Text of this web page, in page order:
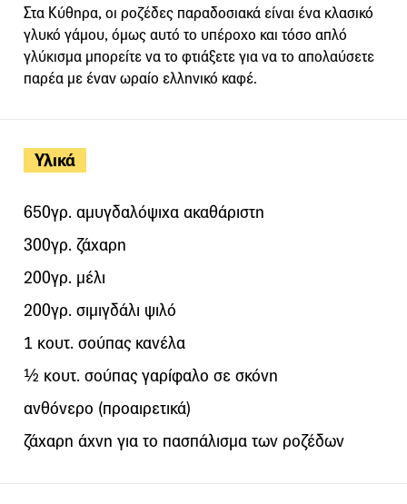
Υλικά
650γρ. αμυγδαλόψιχα ακαθάριστη
300γρ. ζάχαρη
200γρ. μέλι
200γρ. σιμιγδάλι ψιλό
1 κουτ. σούπας κανέλα
½ κουτ. σούπας γαρίφαλο σε σκόνη
ανθόνερο (προαιρετικά)
ζάχαρη άχνη για το πασπάλισμα των ροζέδων
Στα Κύθηρα, οι ροζέδες παραδοσιακά είναι ένα κλασικό
γλυκό γάμου, όμως αυτό το υπέροχο και τόσο απλό
γλύκισμα μπορείτε να το φτιάξετε για να το απολαύσετε
παρέα με έναν ωραίο ελληνικό καφέ.